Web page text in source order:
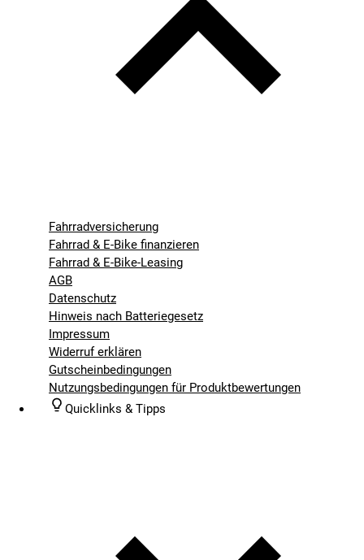
Fahrradversicherung
Fahrrad & E-Bike finanzieren
Fahrrad & E-Bike-Leasing
AGB
Datenschutz
Hinweis nach Batteriegesetz
Impressum
Widerruf erklären
Gutscheinbedingungen
Nutzungsbedingungen für Produktbewertungen
Quicklinks & Tipps